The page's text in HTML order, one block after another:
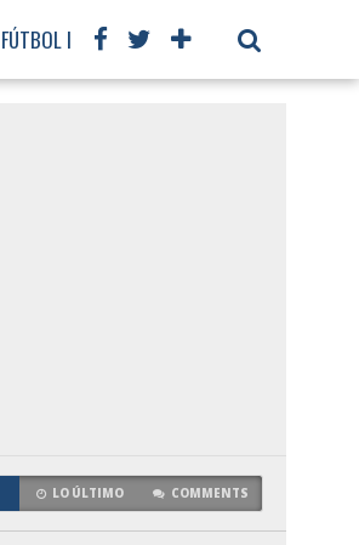
FÚTBOL INTERNACIONAL
LO ÚLTIMO COMMENTS